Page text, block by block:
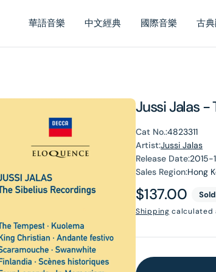
華語音樂 中文經典 國際音樂 古
Jussi Jalas -
Cat No.:4823311
Artist:Jussi Jalas
Release Date:2015-
Sales Region:Hong
Regular
price
$137.00
Shipping calculated